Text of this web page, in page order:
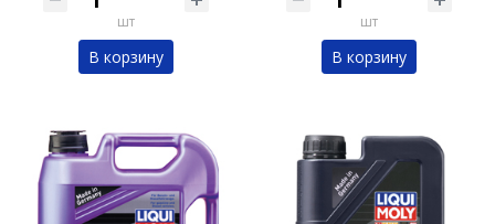
шт
В корзину
шт
В корзину